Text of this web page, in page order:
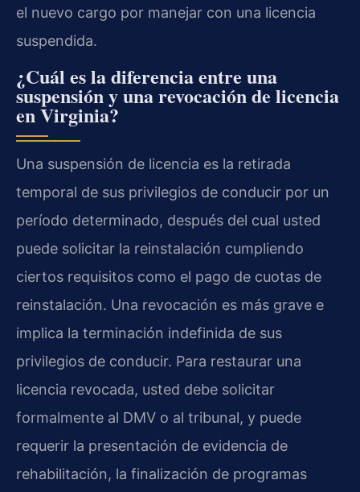
el nuevo cargo por manejar con una licencia
suspendida.
¿Cuál es la diferencia entre una
suspensión y una revocación de licencia
en Virginia?
Una suspensión de licencia es la retirada
temporal de sus privilegios de conducir por un
período determinado, después del cual usted
puede solicitar la reinstalación cumpliendo
ciertos requisitos como el pago de cuotas de
reinstalación. Una revocación es más grave e
implica la terminación indefinida de sus
privilegios de conducir. Para restaurar una
licencia revocada, usted debe solicitar
formalmente al DMV o al tribunal, y puede
requerir la presentación de evidencia de
rehabilitación, la finalización de programas